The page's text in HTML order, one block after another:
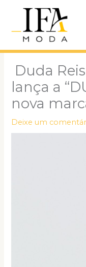
conteúdo
Duda
lança a
nova
Deixe um